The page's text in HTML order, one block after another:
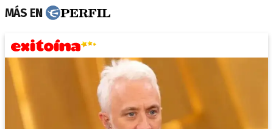
MÁS EN